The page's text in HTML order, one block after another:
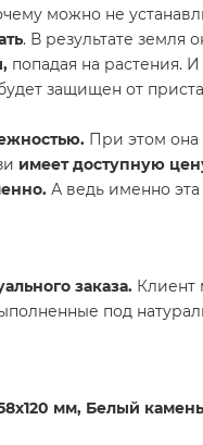
можно не
. В результате земля
попадая на растения.
защищен от
При этом она
имеет доступную
А ведь именно
заказа. Клиент
под
мм, Белый